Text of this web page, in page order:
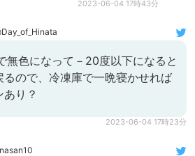
2023-06-04 17時43分
無色になって－20度以下になると
るので、冷凍庫で一晩寝かせれば
あり？
2023-06-04 17時23分